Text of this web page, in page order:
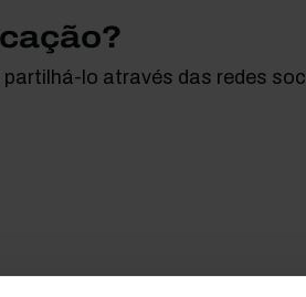
lo através das redes